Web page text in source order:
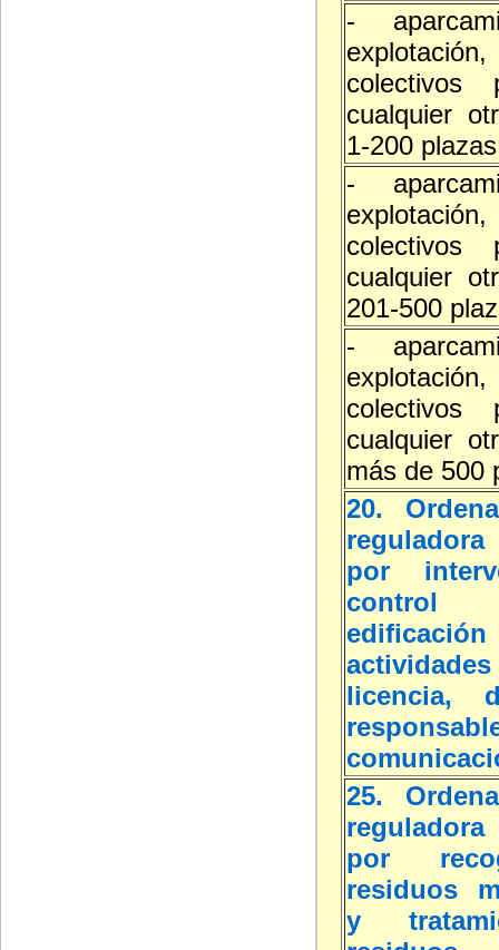
-
colectivos
cualquier
1-200 plazas
-
colectivos
cualquier
201-500
-
colectivos
cualquier
más de 500
20.
por
licencia,
25.
por
residuos
y